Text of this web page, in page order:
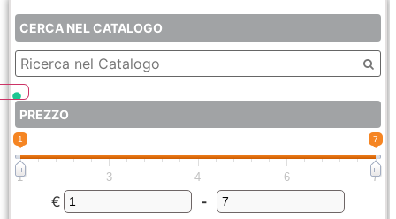
CERCA NEL CATALOGO
PREZZO
1 7
1 3 4 6 7
€ Minimum Price
-
Maximum Price